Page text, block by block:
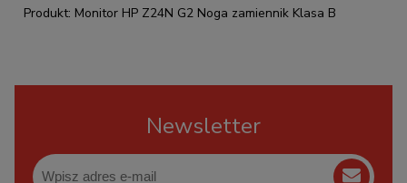
Produkt: Monitor HP Z24N G2 Noga zamiennik Klasa B
Newsletter